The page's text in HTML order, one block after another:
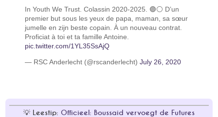
In Youth We Trust. Colassin 2020-2025. 🟣⚪ D’un
premier but sous les yeux de papa, maman, sa sœur
jumelle en zijn beste copain. À un nouveau contrat.
Proficiat à toi et ta famille Antoine.
pic.twitter.com/1YL35SsAjQ
— RSC Anderlecht (@rscanderlecht)July 26, 2020
Leestip: Officieel: Boussaid vervoegt de Futures